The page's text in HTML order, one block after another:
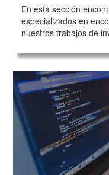
En esta sección
especializados en
nuestros trabajos de